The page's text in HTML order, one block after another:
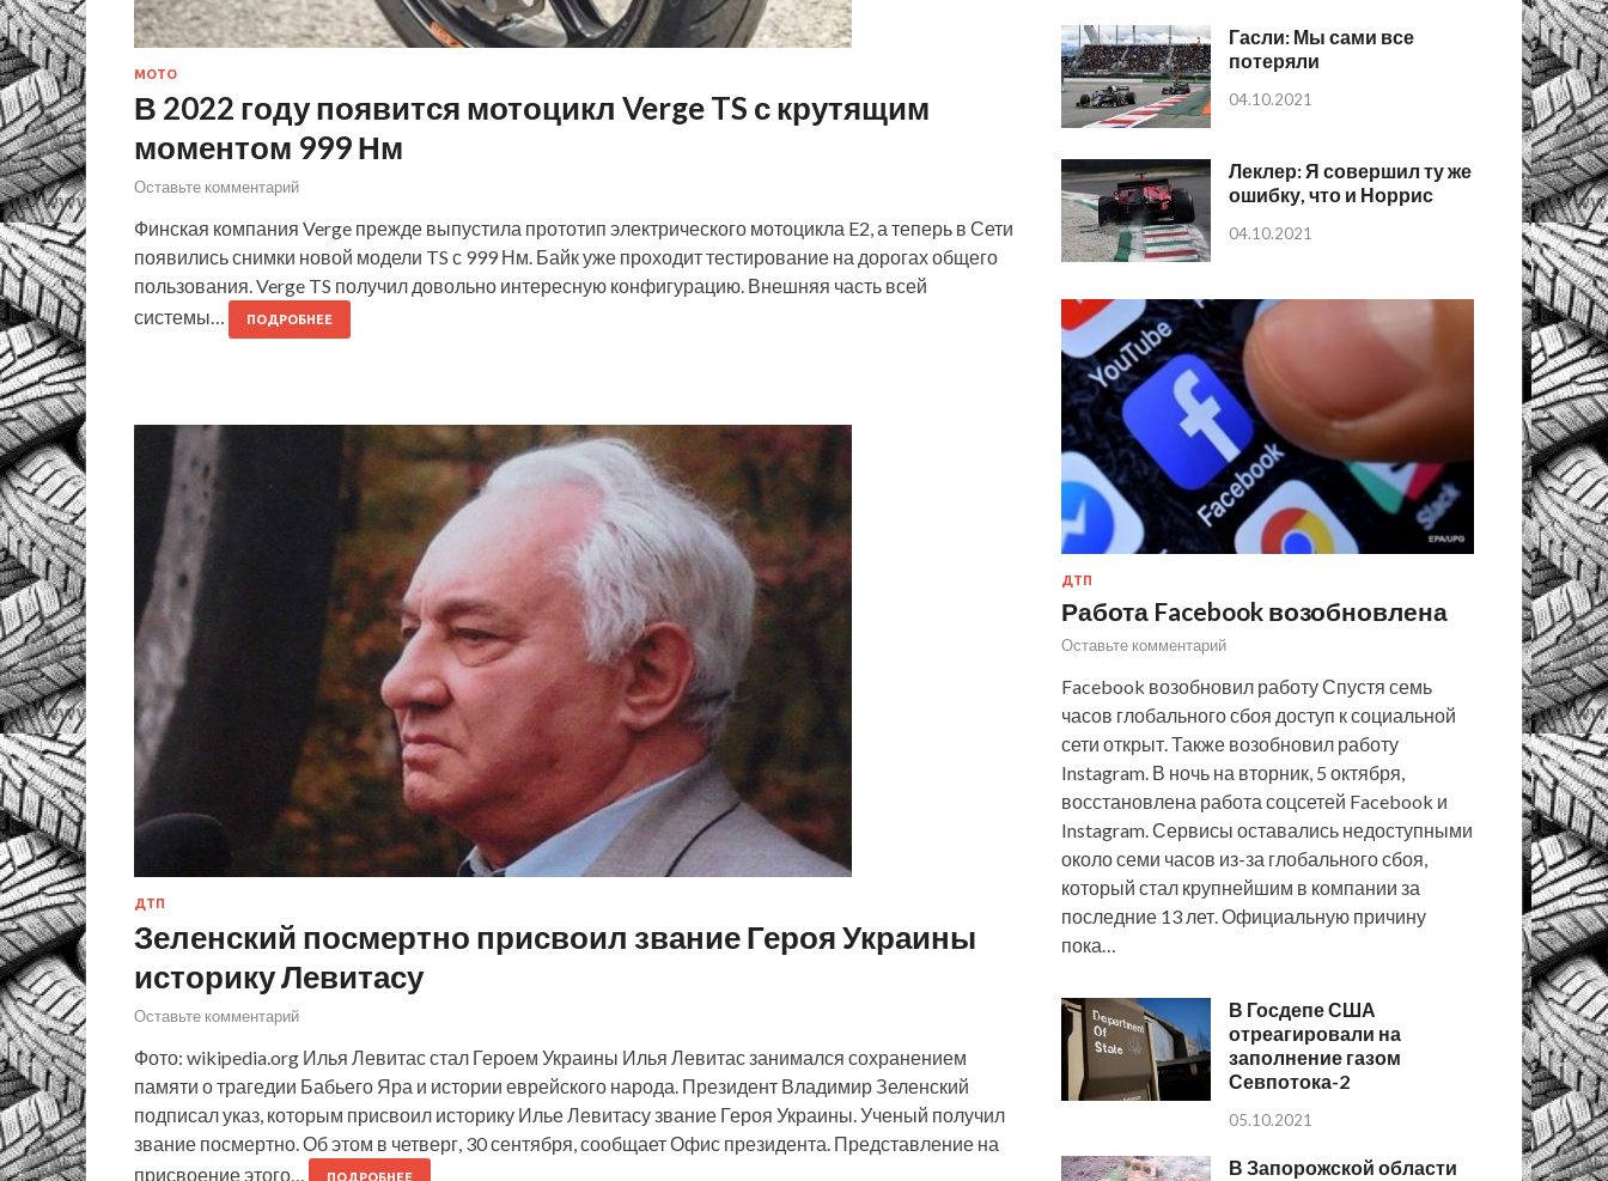
МОТО
В 2022 году появится мотоцикл Verge TS с крутящим
моментом 999 Нм
Оставьте комментарий
Финская компания Verge прежде выпустила прототип электрического мотоцикла E2, а теперь в Сети
появились снимки новой модели TS с 999 Нм. Байк уже проходит тестирование на дорогах общего
пользования. Verge TS получил довольно интересную конфигурацию. Внешняя часть всей
системы…
ПОДРОБНЕЕ
ДТП
Зеленский посмертно присвоил звание Героя Украины
историку Левитасу
Оставьте комментарий
Фото: wikipedia.org Илья Левитас стал Героем Украины Илья Левитас занимался сохранением
памяти о трагедии Бабьего Яра и истории еврейского народа. Президент Владимир Зеленский
подписал указ, которым присвоил историку Илье Левитасу звание Героя Украины. Ученый получил
звание посмертно. Об этом в четверг, 30 сентября, сообщает Офис президента. Представление на
присвоение этого…
ПОДРОБНЕЕ
Гасли: Мы сами все
потеряли
04.10.2021
Леклер: Я совершил ту же
ошибку, что и Норрис
04.10.2021
ДТП
Работа Facebook возобновлена
Оставьте комментарий
Facebook возобновил работу Спустя семь
часов глобального сбоя доступ к социальной
сети открыт. Также возобновил работу
Instagram. В ночь на вторник, 5 октября,
восстановлена работа соцсетей Facebook и
Instagram. Сервисы оставались недоступными
около семи часов из-за глобального сбоя,
который стал крупнейшим в компании за
последние 13 лет. Официальную причину
пока…
В Госдепе США
отреагировали на
заполнение газом
Севпотока-2
05.10.2021
В Запорожской области